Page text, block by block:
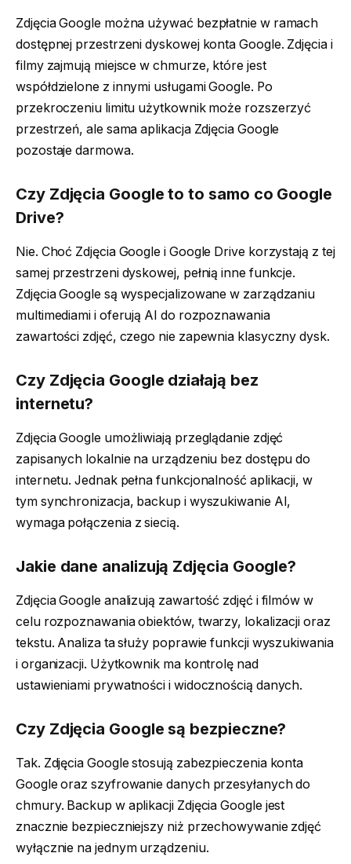
Zdjęcia Google można używać bezpłatnie w ramach
dostępnej przestrzeni dyskowej konta Google. Zdjęcia i
filmy zajmują miejsce w chmurze, które jest
współdzielone z innymi usługami Google. Po
przekroczeniu limitu użytkownik może rozszerzyć
przestrzeń, ale sama aplikacja Zdjęcia Google
pozostaje darmowa.
Czy Zdjęcia Google to to samo co Google
Drive?
Nie. Choć Zdjęcia Google i Google Drive korzystają z tej
samej przestrzeni dyskowej, pełnią inne funkcje.
Zdjęcia Google są wyspecjalizowane w zarządzaniu
multimediami i oferują AI do rozpoznawania
zawartości zdjęć, czego nie zapewnia klasyczny dysk.
Czy Zdjęcia Google działają bez
internetu?
Zdjęcia Google umożliwiają przeglądanie zdjęć
zapisanych lokalnie na urządzeniu bez dostępu do
internetu. Jednak pełna funkcjonalność aplikacji, w
tym synchronizacja, backup i wyszukiwanie AI,
wymaga połączenia z siecią.
Jakie dane analizują Zdjęcia Google?
Zdjęcia Google analizują zawartość zdjęć i filmów w
celu rozpoznawania obiektów, twarzy, lokalizacji oraz
tekstu. Analiza ta służy poprawie funkcji wyszukiwania
i organizacji. Użytkownik ma kontrolę nad
ustawieniami prywatności i widocznością danych.
Czy Zdjęcia Google są bezpieczne?
Tak. Zdjęcia Google stosują zabezpieczenia konta
Google oraz szyfrowanie danych przesyłanych do
chmury. Backup w aplikacji Zdjęcia Google jest
znacznie bezpieczniejszy niż przechowywanie zdjęć
wyłącznie na jednym urządzeniu.